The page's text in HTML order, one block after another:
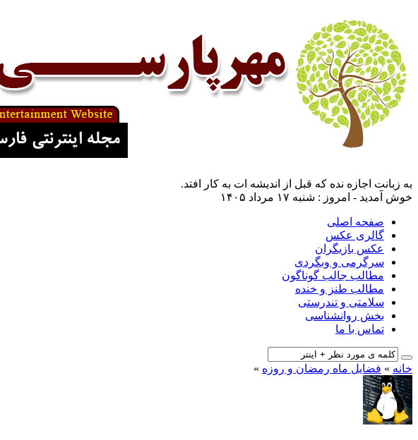
به زبانت اجازه نده که قبل از اندیشه ات به کار افتد.
خوش آمدید - امروز : شنبه ۱۷ مرداد ۱۴۰۵
صفحه اصلی
گالری عکس
عکس بازیگران
سرگرمی و وبگردی
مطالب جالب گوناگون
مطالب طنز و خنده
سلامتی و تندرستی
بخش روانشناسی
تماس با ما
خانه » فضایل ماه رمضان و روزه »